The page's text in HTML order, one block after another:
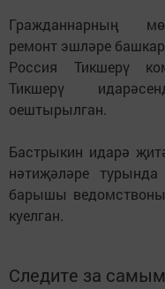
Гражданнарның
ремонт эшләре
Россия Тикшерү
Тикшерү
оештырылган.
Бастрыкин идарә
нәтиҗәләре
барышы
куелган.
Следите за